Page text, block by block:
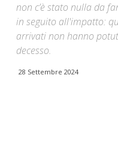
non c’è stato nulla da
in seguito all'impatto:
arrivati non hanno
decesso.
28 Settembre 2024